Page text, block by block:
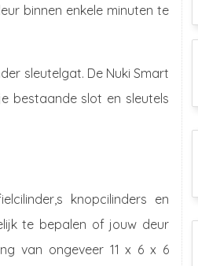
binnen enkele minuten te
sleutelgat. De Nuki Smart
bestaande slot en sleutels
knopcilinders en
te bepalen of jouw deur
van ongeveer 11 x 6 x 6